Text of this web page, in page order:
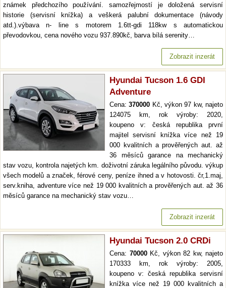
známek předchozího používání. samozřejmostí je doložená servisní
historie (servisní knížka) a veškerá palubní dokumentace (návody
atd.).výbava n- line s motorem 1.6tt-gdi 118kw s automatickou
převodovkou, cena nového vozu 937.890kč, barva bílá serenity…
Zobrazit inzerát
Hyundai Tucson 1.6 GDI
Adventure
Cena:370000 Kč, výkon 97 kw, najeto
124075 km, rok výroby: 2020,
koupeno v: česká republika první
majitel servisní knížka více než 19
000 kvalitních a prověřených aut. až
36 měsíců garance na mechanický
stav vozu, kontrola najetých km. doživotní záruka legálního původu. výkup
všech modelů a značek, férové ceny, peníze ihned a v hotovosti. čr,1.maj,
serv.kniha, adventure více než 19 000 kvalitních a prověřených aut. až 36
měsíců garance na mechanický stav vozu…
Zobrazit inzerát
Hyundai Tucson 2.0 CRDi
Cena: 70000Kč, výkon 82 kw, najeto
170333 km, rok výroby: 2005,
koupeno v: česká republika servisní
knížka více než 19 000 kvalitních a